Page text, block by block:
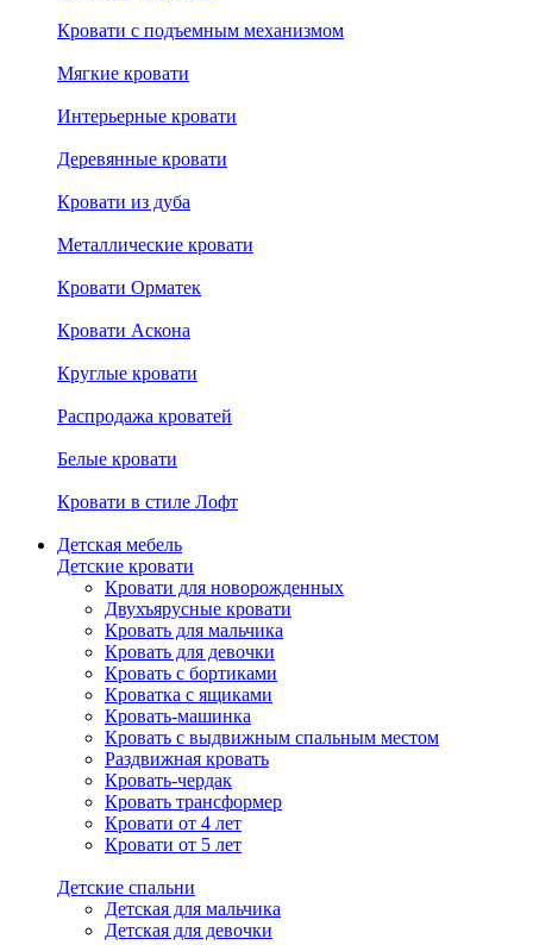
Кровати с подъемным механизмом
Мягкие кровати
Интерьерные кровати
Деревянные кровати
Кровати из дуба
Металлические кровати
Кровати Орматек
Кровати Аскона
Круглые кровати
Распродажа кроватей
Белые кровати
Кровати в стиле Лофт
Детская мебель
Детские кровати
Кровати для новорожденных
Двухъярусные кровати
Кровать для мальчика
Кровать для девочки
Кровать с бортиками
Кроватка с ящиками
Кровать-машинка
Кровать с выдвижным спальным местом
Раздвижная кровать
Кровать-чердак
Кровать трансформер
Кровати от 4 лет
Кровати от 5 лет
Детские спальни
Детская для мальчика
Детская для девочки